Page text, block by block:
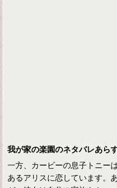
我が家の楽園のネタバレあら
一方、カービーの息子トニー
あるアリスに恋しています。